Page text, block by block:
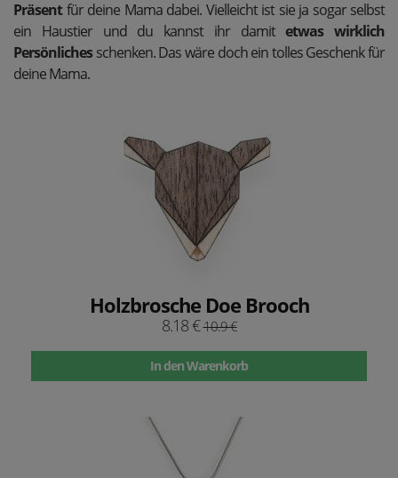
Präsentfür deine Mama dabei. Vielleicht ist sie ja sogar selbst
ein Haustier und du kannst ihr damitetwas wirklich
Persönlichesschenken. Das wäre doch ein tolles Geschenk für
deine Mama.
Holzbrosche Doe Brooch
8.18 €10.9 €
In den Warenkorb